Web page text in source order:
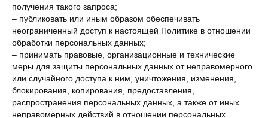
получения такого запроса;
– публиковать или иным образом обеспечивать
неограниченный доступ к настоящей Политике в отношении
обработки персональных данных;
– принимать правовые, организационные и технические
меры для защиты персональных данных от неправомерного
или случайного доступа к ним, уничтожения, изменения,
блокирования, копирования, предоставления,
распространения персональных данных, а также от иных
неправомерных действий в отношении персональных